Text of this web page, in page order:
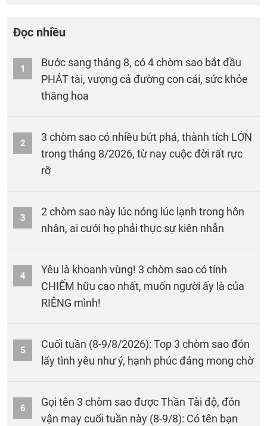
Đọc nhiều
1
Bước sang tháng 8, có 4 chòm sao bắt đầu
PHÁT tài, vượng cả đường con cái, sức khỏe
thăng hoa
2
3 chòm sao có nhiều bứt phá, thành tích LỚN
trong tháng 8/2026, từ nay cuộc đời rất rực
rỡ
3
2 chòm sao này lúc nóng lúc lạnh trong hôn
nhân, ai cưới họ phải thực sự kiên nhẫn
4
Yêu là khoanh vùng! 3 chòm sao có tính
CHIẾM hữu cao nhất, muốn người ấy là của
RIÊNG mình!
5
Cuối tuần (8-9/8/2026): Top 3 chòm sao đón
lấy tình yêu như ý, hạnh phúc đáng mong chờ
6
Gọi tên 3 chòm sao được Thần Tài độ, đón
vận may cuối tuần này (8-9/8): Có tên bạn